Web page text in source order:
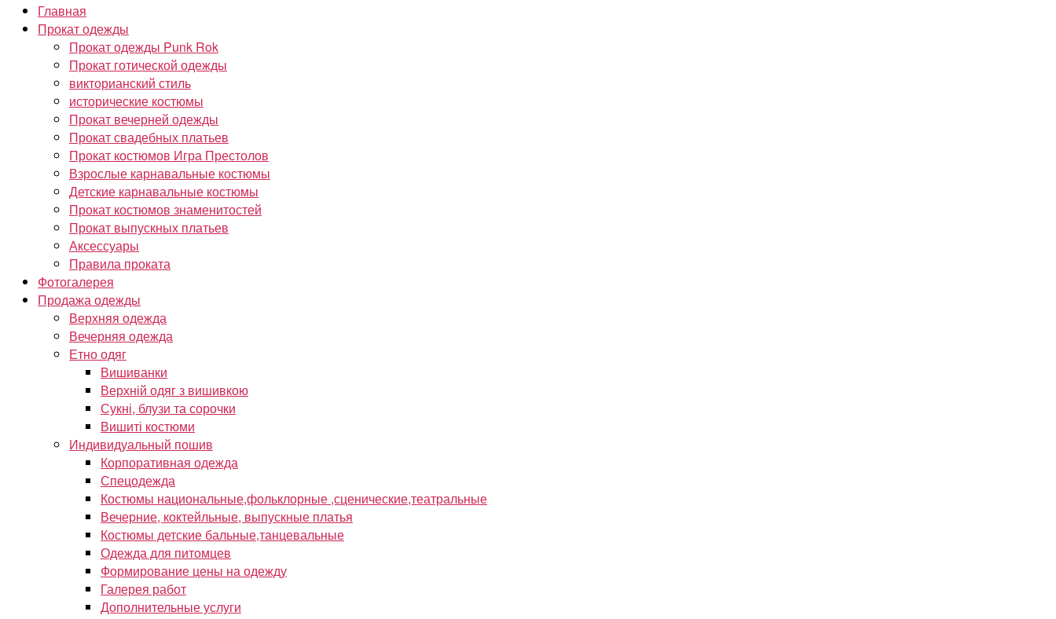
Главная
Прокат одежды
Прокат одежды Punk Rok
Прокат готической одежды
викторианский стиль
исторические костюмы
Прокат вечерней одежды
Прокат свадебных платьев
Прокат костюмов Игра Престолов
Взрослые карнавальные костюмы
Детские карнавальные костюмы
Прокат костюмов знаменитостей
Прокат выпускных платьев
Аксессуары
Правила проката
Фотогалерея
Продажа одежды
Верхняя одежда
Вечерняя одежда
Етно одяг
Вишиванки
Верхній одяг з вишивкою
Сукні, блузи та сорочки
Вишиті костюми
Индивидуальный пошив
Корпоративная одежда
Спецодежда
Костюмы национальные,фольклорные ,сценические,театральные
Вечерние, коктейльные, выпускные платья
Костюмы детские бальные,танцевальные
Одежда для питомцев
Формирование цены на одежду
Галерея работ
Дополнительные услуги